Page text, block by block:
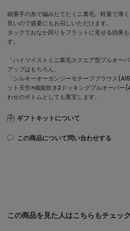
細番手の糸で編みたてたミニ裏毛。軽量で薄
良いので盛夏にもお召しいただけます。
タックでおなか回りをフラットに見せる効果
す。
「ハイツイストミニ裏毛スクエア型プルオー
アップはもちろん、
「シルキーオーガンジーモチーフブラウス
ット天竺×織姫炊き2ドッキングプルオーバー
わせのボトムとしても重宝します。
ギフトキットについて
この商品について問い合わせする
この商品を見た人はこちらもチェッ